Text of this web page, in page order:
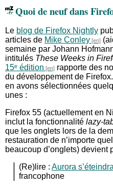
Quoi de neuf dans
Le blog de Firefox Nightly
articles de Mike Conley
semaine par Johann
intitulés These Weeks in
15ᵉ édition
rapporte des
du développement de
en avons sélectionnées
unes :
Firefox 55 (actuellement en
inclut la fonctionnalité lazy-
que les onglets lors de la
restauration de n’importe
beaucoup d’onglets) devient
(Re)lire : Aurora
francophone